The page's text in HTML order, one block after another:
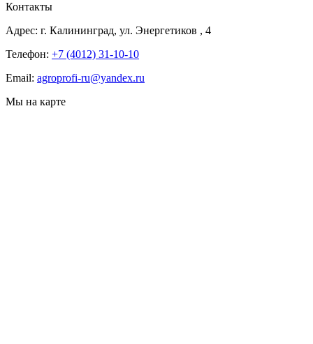
Контакты
Адрес: г. Калининград, ул. Энергетиков , 4
Телефон: +7 (4012) 31-10-10
Email: agroprofi-ru@yandex.ru
Мы на карте